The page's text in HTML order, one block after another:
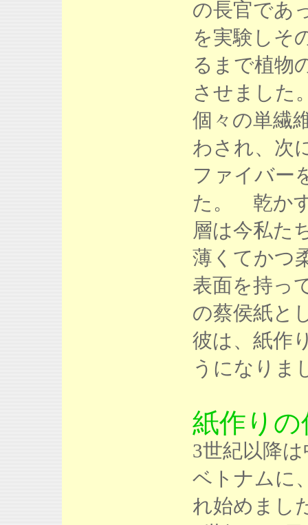
の長官であ
を実験しそ
るまで植物
させました
個々の単繊
わされ、次
ファイバー
た。 乾か
層は今私た
薄くてかつ
表面を持っ
の蔡侯紙と
彼は、紙作
うになりま
紙作りの
3世紀以降
ベトナムに
れ始めまし